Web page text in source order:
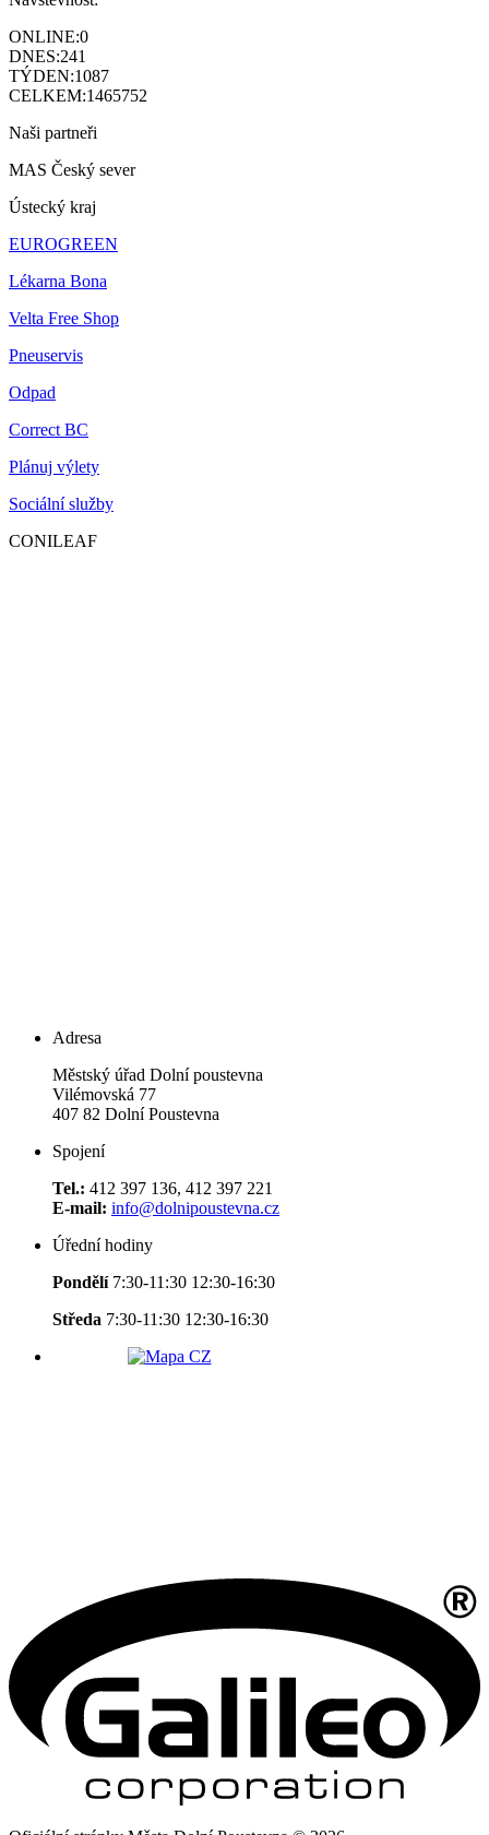
ONLINE:0
DNES:241
TÝDEN:1087
CELKEM:1465752
Naši partneři
MAS Český sever
Ústecký kraj
EUROGREEN
Lékarna Bona
Velta Free Shop
Pneuservis
Odpad
Correct BC
Plánuj výlety
Sociální služby
CONILEAF
Adresa
Městský úřad Dolní poustevna
Vilémovská 77
407 82 Dolní Poustevna
Spojení
Tel.: 412 397 136, 412 397 221
E-mail: info@dolnipoustevna.cz
Úřední hodiny
Pondělí 7:30-11:30 12:30-16:30
Středa 7:30-11:30 12:30-16:30